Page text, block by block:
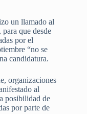
un llamado al
que desde
por el
“no se
candidatura.
organizaciones
al
posibilidad de
por parte de